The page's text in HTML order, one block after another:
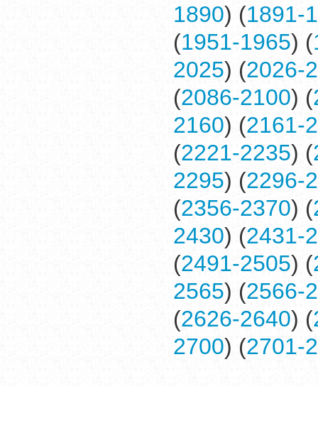
1890) (1891-
(1951-1965) (
2025) (2026-
(2086-2100) (
2160) (2161-
(2221-2235) (
2295) (2296-
(2356-2370) (
2430) (2431-
(2491-2505) (
2565) (2566-
(2626-2640) (
2700) (2701-